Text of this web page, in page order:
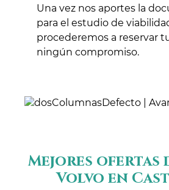
Una vez nos aportes la
para el estudio de
procederemos a reservar
ningún compromiso.
Mejores ofertas
Volvo en